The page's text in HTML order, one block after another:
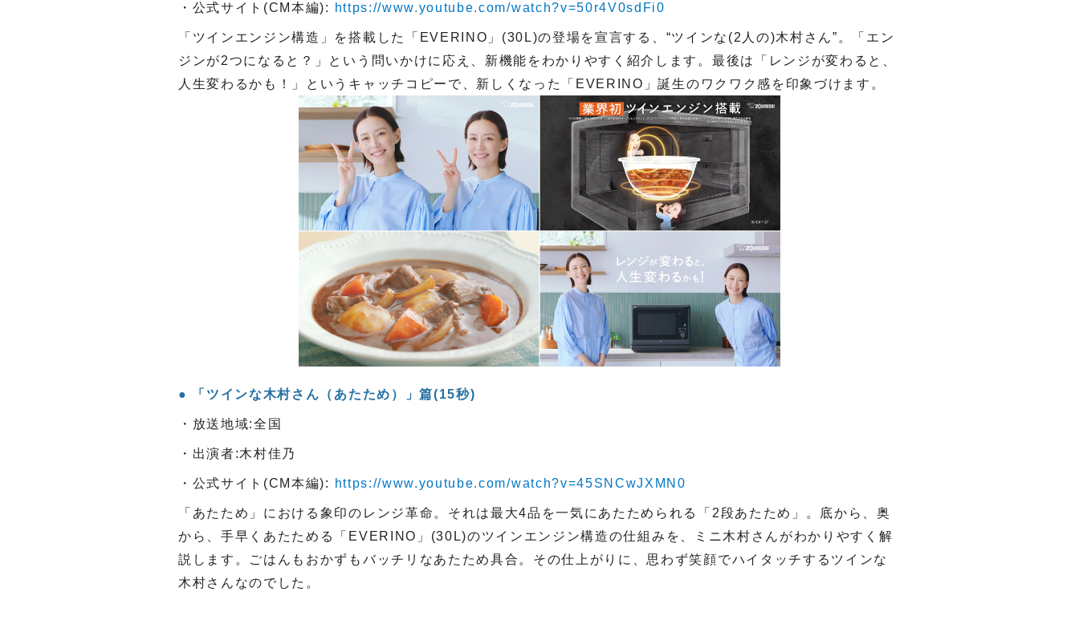
・公式サイト(CM本編): https://www.youtube.com/watch?v=50r4V0sdFi0
「ツインエンジン構造」を搭載した「EVERINO」(30L)の登場を宣言する、“ツインな(2人の)木村さん”。「エン
ジンが2つになると？」という問いかけに応え、新機能をわかりやすく紹介します。最後は「レンジが変わると、
人生変わるかも！」というキャッチコピーで、新しくなった「EVERINO」誕生のワクワク感を印象づけます。
「ツインな木村さん（あたため）」篇(15秒)
・放送地域:全国
・出演者:木村佳乃
・公式サイト(CM本編): https://www.youtube.com/watch?v=45SNCwJXMN0
「あたため」における象印のレンジ革命。それは最大4品を一気にあたためられる「2段あたため」。底から、奥
から、手早くあたためる「EVERINO」(30L)のツインエンジン構造の仕組みを、ミニ木村さんがわかりやすく解
説します。ごはんもおかずもバッチリなあたため具合。その仕上がりに、思わず笑顔でハイタッチするツインな
木村さんなのでした。